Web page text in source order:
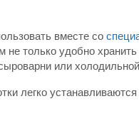
вместе со
не только удобно
или
легко